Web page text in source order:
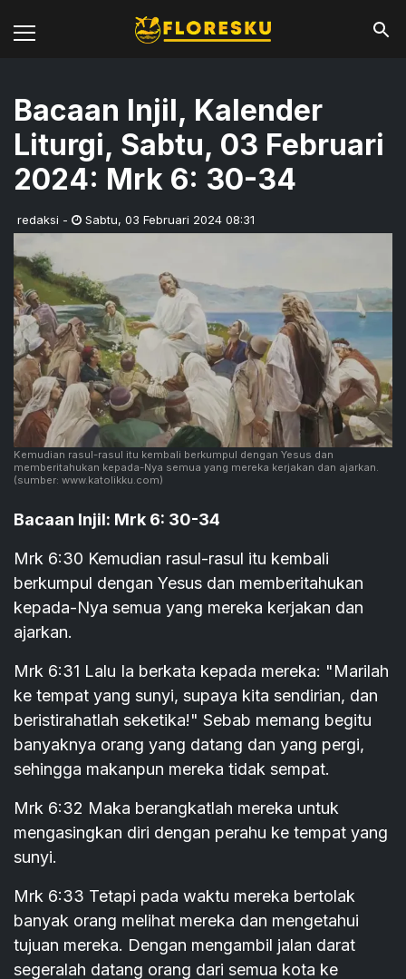
Bacaan Injil, Kalender
Liturgi, Sabtu, 03 Februari
2024: Mrk 6: 30-34
redaksi - Sabtu, 03 Februari 2024 08:31
Kemudian rasul-rasul itu kembali berkumpul dengan Yesus dan
memberitahukan kepada-Nya semua yang mereka kerjakan dan ajarkan.
(sumber: www.katolikku.com)
Bacaan Injil: Mrk 6: 30-34
Mrk 6:30 Kemudian rasul-rasul itu kembali
berkumpul dengan Yesus dan memberitahukan
kepada-Nya semua yang mereka kerjakan dan
ajarkan.
Mrk 6:31 Lalu Ia berkata kepada mereka: "Marilah
ke tempat yang sunyi, supaya kita sendirian, dan
beristirahatlah seketika!" Sebab memang begitu
banyaknya orang yang datang dan yang pergi,
sehingga makanpun mereka tidak sempat.
Mrk 6:32 Maka berangkatlah mereka untuk
mengasingkan diri dengan perahu ke tempat yang
sunyi.
Mrk 6:33 Tetapi pada waktu mereka bertolak
banyak orang melihat mereka dan mengetahui
tujuan mereka. Dengan mengambil jalan darat
segeralah datang orang dari semua kota ke